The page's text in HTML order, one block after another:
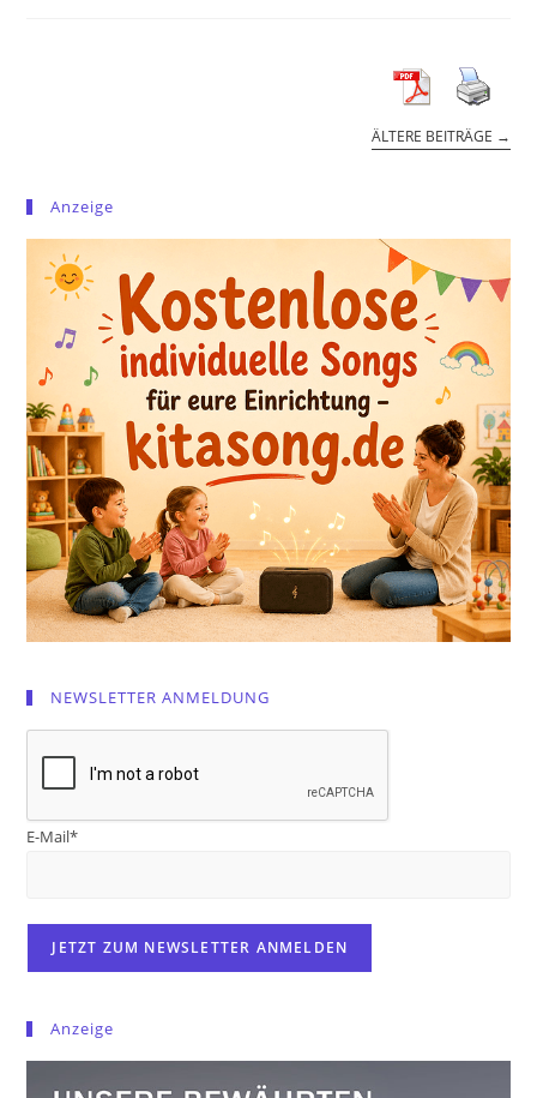
ÄLTERE BEITRÄGE →
Anzeige
NEWSLETTER ANMELDUNG
E-Mail*
Anzeige